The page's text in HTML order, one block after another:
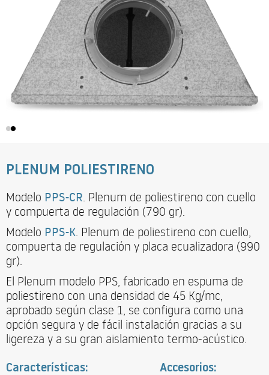
PLENUM POLIESTIRENO
Modelo PPS-CR . Plenum de poliestireno con cuello
y compuerta de regulación (790 gr).
Modelo PPS-K . Plenum de poliestireno con cuello,
compuerta de regulación y placa ecualizadora (990
gr).
El Plenum modelo PPS, fabricado en espuma de
poliestireno con una densidad de 45 Kg/mc,
aprobado según clase 1, se configura como una
opción segura y de fácil instalación gracias a su
ligereza y a su gran aislamiento termo-acústico.
Características: Accesorios: